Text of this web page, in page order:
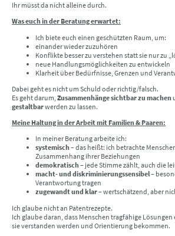
Ihr müsst da nicht alleine durch.
Was euch in der Beratung erwartet:
Ich biete euch einen geschützten Raum, um:
einander wieder zuzuhören
Konflikte besser zu verstehen statt sie nur zu
neue Handlungsmöglichkeiten zu entwickeln
Klarheit über Bedürfnisse, Grenzen und
Dabei geht es nicht um Schuld oder richtig/falsch.
Es geht darum, Zusammenhänge sichtbar zu machen
gestaltbarwerden zu lassen.
Meine Haltung in der Arbeit mit Familien & Paaren:
In meiner Beratung arbeite ich:
systemisch– das heißt: ich betrachte
Zusammenhang ihrer Beziehungen
demokratisch– jede Stimme zählt, auch die
macht- und diskriminierungssensibel–
Verantwortung tragen
zugewandt und klar– wertschätzend, aber
Ich glaube nicht an Patentrezepte.
Ich glaube daran, dass Menschen tragfähige
sie verstanden werden und Orientierung bekommen.